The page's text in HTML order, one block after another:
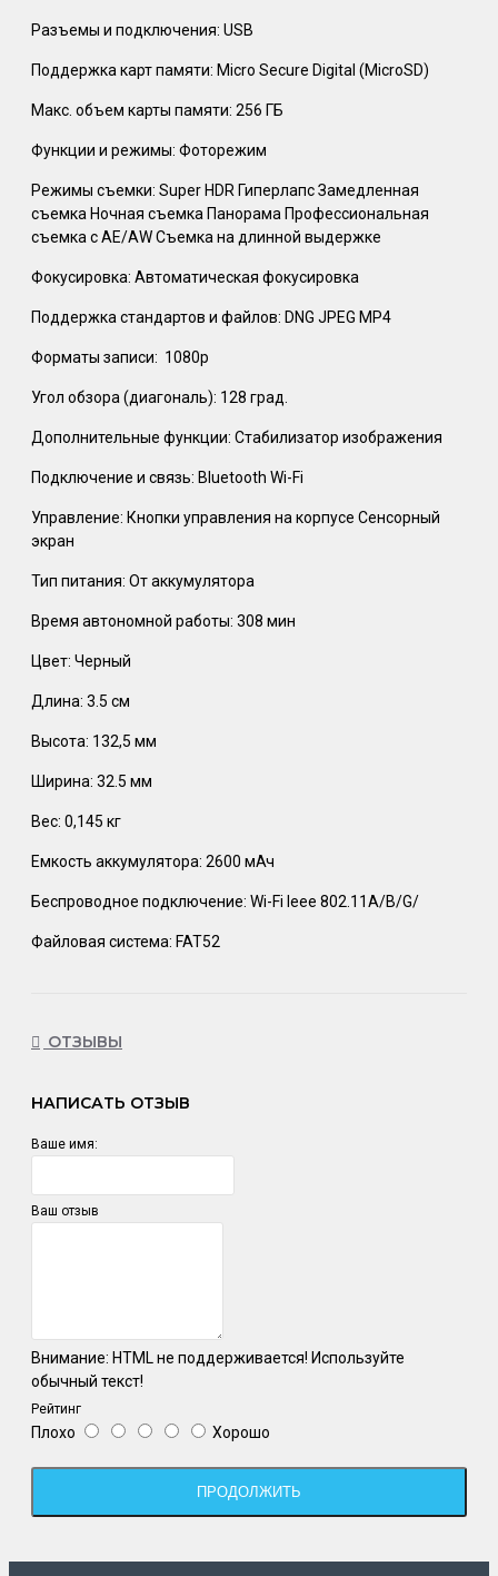
Разъемы и подключения: USB
Поддержка карт памяти: Micro Secure Digital (MicroSD)
Макс. объем карты памяти: 256 ГБ
Функции и режимы: Фоторежим
Режимы съемки: Super HDR Гиперлапс Замедленная
съемка Ночная съемка Панорама Профессиональная
съемка с AE/AW Съемка на длинной выдержке
Фокусировка: Автоматическая фокусировка
Поддержка стандартов и файлов: DNG JPEG MP4
Форматы записи: 1080p
Угол обзора (диагональ): 128 град.
Дополнительные функции: Стабилизатор изображения
Подключение и связь: Bluetooth Wi-Fi
Управление: Кнопки управления на корпусе Сенсорный
экран
Тип питания: От аккумулятора
Время автономной работы: 308 мин
Цвет: Черный
Длина: 3.5 см
Высота: 132,5 мм
Ширина: 32.5 мм
Вес: 0,145 кг
Емкость аккумулятора: 2600 мАч
Беспроводное подключение: Wi-Fi Ieee 802.11A/B/G/
Файловая система: FAT52
ОТЗЫВЫ
НАПИСАТЬ ОТЗЫВ
Ваше имя:
Ваш отзыв
Внимание: HTML не поддерживается! Используйте
обычный текст!
Рейтинг
Плохо Хорошо
ПРОДОЛЖИТЬ